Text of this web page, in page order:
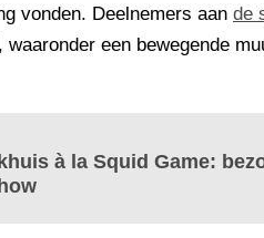
vonden. Deelnemers aan de
een bewegende
à la Squid Game: